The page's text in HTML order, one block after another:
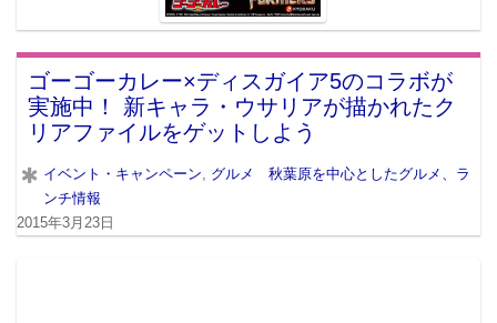
ゴーゴーカレー×ディスガイア5のコラボが
実施中！ 新キャラ・ウサリアが描かれたク
リアファイルをゲットしよう
イベント・キャンペーン
グルメ 秋葉原を中心としたグルメ、ラ
ンチ情報
2015年3月23日